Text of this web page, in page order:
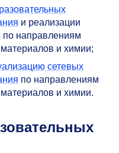
и реализации
по направлениям
и химии;
сетевых
по направлениям
и химии.